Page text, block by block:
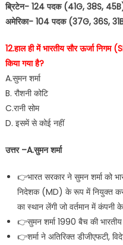
ब्रिटेन- 124 पदक (41G, 38S,
अमेरिका- 104 पदक (37G, 36S,
12.हाल ही में भारतीय सौर ऊर्जा
किया गया है?
A.सुमन शर्मा
B. रौशनी कोटि
C.रानी सोम
D. इसमें से कोई नहीं
उत्तर –A.सुमन शर्मा
👉भारत सरकार ने सुमन शर्मा को
निदेशक (MD) के रूप में नियुक्त
का स्थान लेंगी जो वर्तमान में
👉सुमन शर्मा 1990 बैच की
👉शर्मा ने अतिरिक्त डीजीएफटी,